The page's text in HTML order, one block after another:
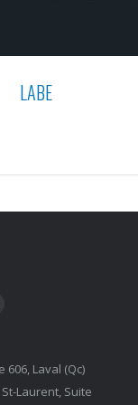
LABE
Laval (Qc)
Laurent, Suite